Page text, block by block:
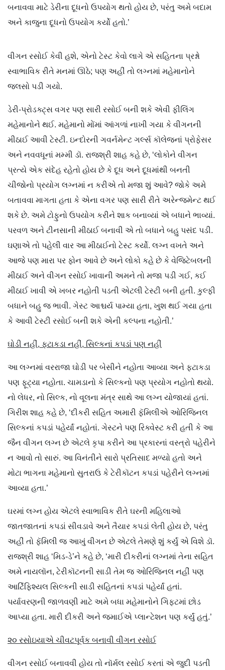
બનાવવા માટે ડેરીના દૂધનો ઉપયોગ થતો હોય છે, પરંતુ અમે બદામ
અને કાજુના દૂધનો ઉપયોગ કર્યો હતો.’
વીગન રસોઈ કેવી હશે, એનો ટેસ્ટ કેવો લાગે એ સહિતના પ્રશ્નો
સ્વાભાવિક રીતે મનમાં ઊઠે; પણ અહીં તો લગ્નમાં મહેમાનોને
જલસો પડી ગયો.
ડેરી-પ્રોડક્ટ્સ વગર પણ સારી રસોઈ બની શકે એવી ફીલિંગ
મહેમાનોને થઈ. મહેમાનો મોંમાં આંગળાં નાખી ગયા કે વીગનની
મીઠાઈ આવી ટેસ્ટી. ઇન્દોરની ગવર્નમેન્ટ ગર્લ્સ કૉલેજનાં પ્રોફેસર
અને નવવધૂનાં મમ્મી ડૉ. રાજશ્રી શાહ કહે છે, ‘લોકોને વીગન
પ્રત્યે એક સંદેહ રહેતો હોય છે કે દૂધ અને દૂધમાંથી બનતી
ચીજોનો પ્રયોગ લગ્નમાં ન કરીએ તો મજા શું આવે? જોકે અમે
બતાવવા માગતા હતા કે એના વગર પણ સારી રીતે અરેન્જમેન્ટ થઈ
શકે છે. અમે ટોફુનો ઉપયોગ કરીને શાક બનાવ્યાં એ બધાને ભાવ્યાં.
પરવળ અને ટીનસાની મીઠાઈ બનાવી એ તો બધાને બહુ પસંદ પડી.
ઘણાએ તો પહેલી વાર આ મીઠાઈનો ટેસ્ટ કર્યો. લગ્ન વખતે અને
આજે પણ મારા પર ફોન આવે છે અને લોકો કહે છે કે વેજિટેબલની
મીઠાઈ અને વીગન રસોઈ ખાવાની અમને તો મજા પડી ગઈ, કઈ
મીઠાઈ ખાવી એ ખબર નહોતી પડતી એટલી ટેસ્ટી બની હતી. કુલ્ફી
બધાને બહુ જ ભાવી. ગેસ્ટ આશ્ચર્ય પામ્યા હતા, ખુશ થઈ ગયા હતા
કે આવી ટેસ્ટી રસોઈ બની શકે એની કલ્પના નહોતી.’
ઘોડી નહીં, ફટાકડા નહીં, સિલ્કનાં કપડાં પણ નહીં
આ લગ્નમાં વરરાજા ઘોડી પર બેસીને નહોતા આવ્યા અને ફટાકડા
પણ ફૂટ્યા નહોતા. ચામડાનો કે સિલ્કનો પણ પ્રયોગ નહોતો થયો.
નો લેધર, નો સિલ્ક, નો વૂલના મંત્ર સાથે આ લગ્ન યોજાયાં હતાં.
ગિરીશ શાહ કહે છે, ‘દીકરી સહિત અમારી ફૅમિલીએ ઓરિજિનલ
સિલ્કનાં કપડાં પહેર્યાં નહોતાં. ગેસ્ટને પણ રિક્વેસ્ટ કરી હતી કે આ
જૈન વીગન લગ્ન છે એટલે કૃપા કરીને આ પ્રકારનાં વસ્ત્રો પહેરીને
ન આવો તો સારું. આ વિનંતીને સારો પ્રતિસાદ મળ્યો હતો અને
મોટા ભાગના મહેમાનો સુતરાઉ કે ટેરીકૉટન કપડાં પહેરીને લગ્નમાં
આવ્યા હતા.’
ઘરમાં લગ્ન હોય એટલે સ્વાભાવિક રીતે ઘરની મહિલાઓ
જાતજાતનાં કપડાં સીવડાવે અને તૈયાર કપડાં લેતી હોય છે, પરંતુ
અહીં તો ફૅમિલી જ આખું વીગન છે એટલે તેમણે શું કર્યું એ વિશે ડૉ.
રાજશ્રી શાહ ‘મિડ-ડે’ને કહે છે, ‘મારી દીકરીનાં લગ્નમાં તેના સહિત
અમે નાયલૉન, ટેરીકૉટનની સાડી તેમ જ ઓરિજિનલ નહીં પણ
આર્ટિફિશ્યલ સિલ્કની સાડી સહિતનાં કપડાં પહેર્યાં હતાં.
પર્યાવરણની જાળવણી માટે અમે બધા મહેમાનોને ગિફ્ટમાં છોડ
આપ્યા હતા. મારી દીકરી અને જમાઈએ પ્લાન્ટેશન પણ કર્યું હતું.’
૨૦ રસોઇયાએ ચીવટપૂર્વક બનાવી વીગન રસોઈ
વીગન રસોઈ બનાવવી હોય તો નૉર્મલ રસોઈ કરતાં એ જુદી પડતી